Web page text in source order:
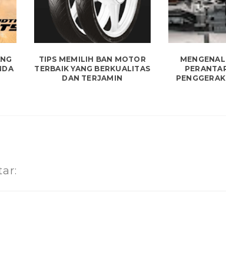
TIPS MEMILIH BAN MOTOR
TERBAIK YANG BERKUALITAS
DAN TERJAMIN